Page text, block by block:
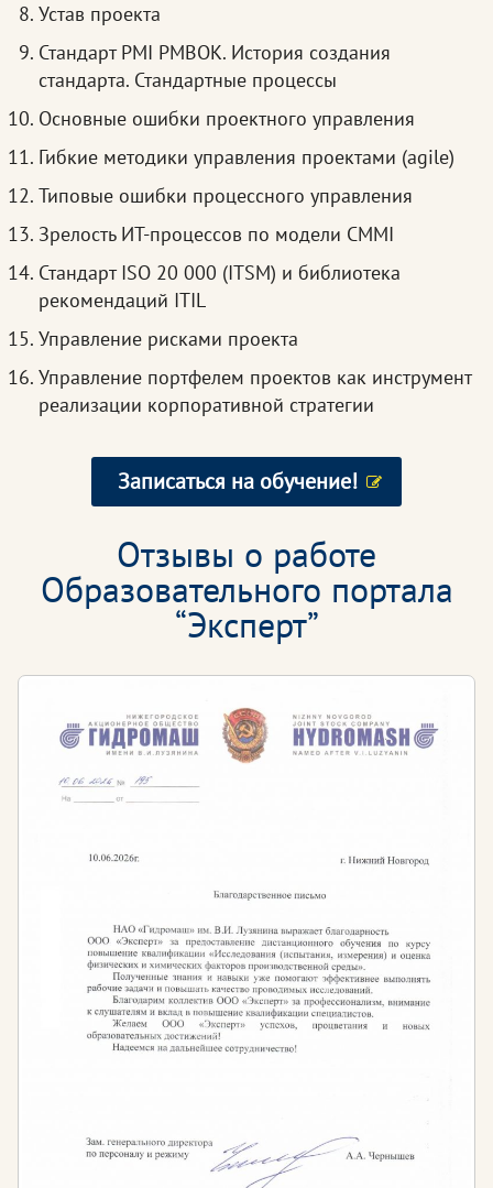
Устав проекта
Стандарт PMI PMBOK. История создания
стандарта. Стандартные процессы
Основные ошибки проектного управления
Гибкие методики управления проектами (agile)
Типовые ошибки процессного управления
Зрелость ИТ-процессов по модели CMMI
Стандарт ISO 20 000 (ITSM) и библиотека
рекомендаций ITIL
Управление рисками проекта
Управление портфелем проектов как инструмент
реализации корпоративной стратегии
Записаться на обучение!
Отзывы о работе
Образовательного портала
“Эксперт”